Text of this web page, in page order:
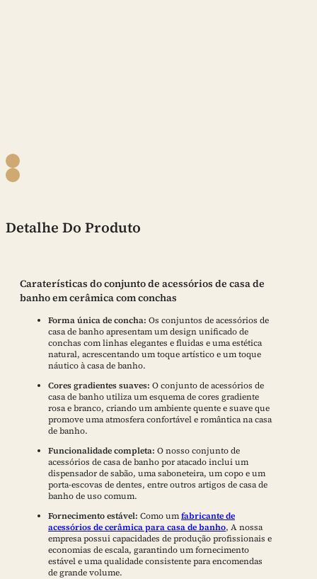
Detalhe Do Produto
Caraterísticas do conjunto de acessórios de casa de
banho em cerâmica com conchas
Forma única de concha: Os conjuntos de acessórios de
casa de banho apresentam um design unificado de
conchas com linhas elegantes e fluidas e uma estética
natural, acrescentando um toque artístico e um toque
náutico à casa de banho.
Cores gradientes suaves: O conjunto de acessórios de
casa de banho utiliza um esquema de cores gradiente
rosa e branco, criando um ambiente quente e suave que
promove uma atmosfera confortável e romântica na casa
de banho.
Funcionalidade completa: O nosso conjunto de
acessórios de casa de banho por atacado inclui um
dispensador de sabão, uma saboneteira, um copo e um
porta-escovas de dentes, entre outros artigos de casa de
banho de uso comum.
Fornecimento estável: Como umfabricante de
acessórios de cerâmica para casa de banho, A nossa
empresa possui capacidades de produção profissionais e
economias de escala, garantindo um fornecimento
estável e uma qualidade consistente para encomendas
de grande volume.